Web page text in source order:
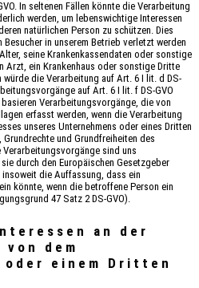
In seltenen Fällen könnte die Verarbeitung
werden, um lebenswichtige Interessen
natürlichen Person zu schützen. Dies
in unserem Betrieb verletzt werden
seine Krankenkassendaten oder sonstige
Arzt, ein Krankenhaus oder sonstige Dritte
die Verarbeitung auf Art. 6 I lit. d DS-
auf Art. 6 I lit. f DS-GVO
Verarbeitungsvorgänge, die von
erfasst werden, wenn die Verarbeitung
unseres Unternehmens oder eines Dritten
und Grundfreiheiten des
sind uns
durch den Europäischen Gesetzgeber
die Auffassung, dass ein
könnte, wenn die betroffene Person ein
47 Satz 2 DS-GVO).
an der
dem
einem Dritten